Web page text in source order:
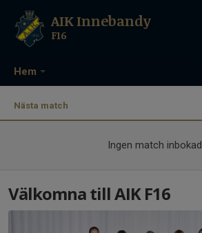
Hem
AIK Innebandy
F16
Nästa match
Ingen match inbokad
Välkomna till AIK F16